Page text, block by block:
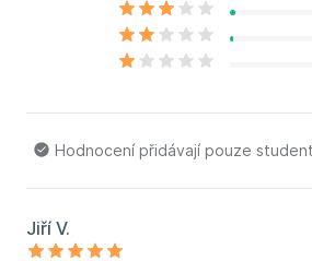
Hodnocení přidávají pouze
Jiří V.